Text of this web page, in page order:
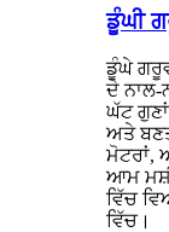
ਡੂੰਘੀ
ਡੂੰਘੇ
ਦੇ ਨਾਲ-
ਘੱਟ
ਅਤੇ
ਮੋਟਰਾਂ,
ਆਮ
ਵਿੱਚ
ਵਿੱਚ।